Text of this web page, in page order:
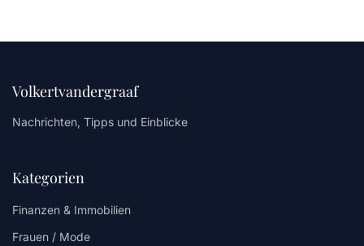
Volkertvandergraaf
Nachrichten, Tipps und Einblicke
Kategorien
Finanzen & Immobilien
Frauen / Mode